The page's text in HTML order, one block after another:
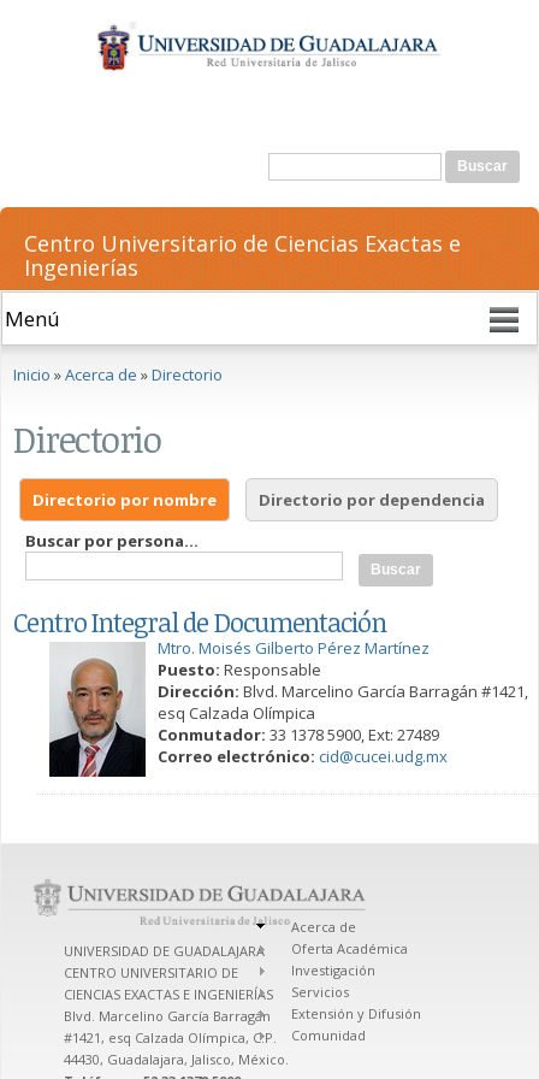
contenido
principal
Formulario de búsqueda
Buscar
Centro Universitario de Ciencias Exactas e
Ingenierías
Se encuentra usted aquí
Inicio »Acerca de »Directorio
Directorio
Directorio por nombre
Directorio por dependencia
Buscar por persona...
Centro Integral de Documentación
Mtro. Moisés Gilberto Pérez Martínez
Puesto: Responsable
Dirección: Blvd. Marcelino García Barragán #1421,
esq Calzada Olímpica
Conmutador: 33 1378 5900, Ext: 27489
Correo electrónico: cid@cucei.udg.mx
UNIVERSIDAD DE GUADALAJARA
CENTRO UNIVERSITARIO DE
CIENCIAS EXACTAS E INGENIERÍAS
Blvd. Marcelino García Barragán
#1421, esq Calzada Olímpica, C.P.
44430, Guadalajara, Jalisco, México.
Acerca de
Oferta Académica
Investigación
Servicios
Extensión y Difusión
Comunidad